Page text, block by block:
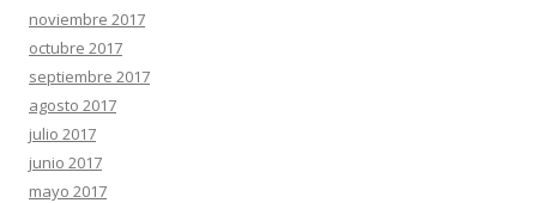
noviembre 2017
octubre 2017
septiembre 2017
agosto 2017
julio 2017
junio 2017
mayo 2017